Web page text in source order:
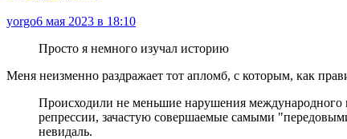
yorgo6 мая 2023 в 18:10
Просто я немного изучал историю
Меня неизменно раздражает тот апломб, с которым, как
Происходили не меньшие нарушения международного
репрессии, зачастую совершаемые самыми
невидаль.